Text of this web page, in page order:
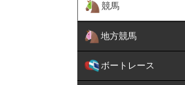
競馬
地方競馬
ボートレース